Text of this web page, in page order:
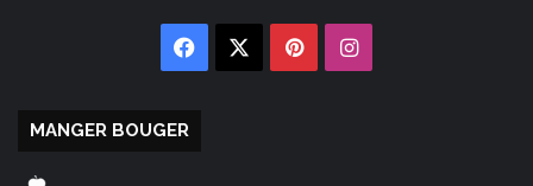
Facebook PinterestInstagram
MANGER BOUGER